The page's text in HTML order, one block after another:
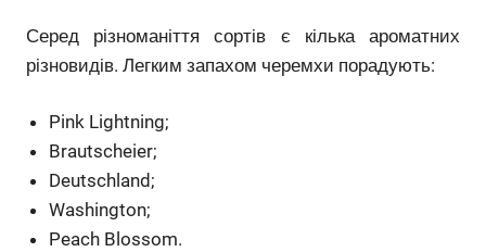
Серед різноманіття сортів є кілька ароматних
різновидів. Легким запахом черемхи порадують:
Pink Lightning;
Brautscheier;
Deutschland;
Washington;
Peach Blossom.